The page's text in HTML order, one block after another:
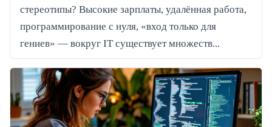
стереотипы? Высокие зарплаты, удалённая работа,
программирование с нуля, «вход только для
гениев» — вокруг IT существует множеств...